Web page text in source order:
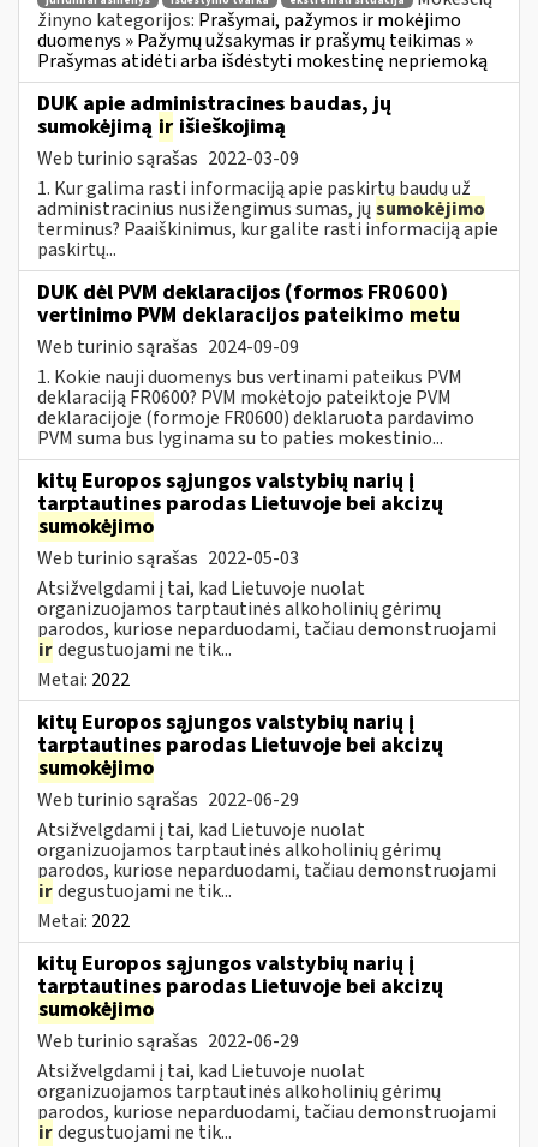
žinyno kategorijos: Prašymai, pažymos ir mokėjimo
duomenys » Pažymų užsakymas ir prašymų teikimas »
Prašymas atidėti arba išdėstyti mokestinę nepriemoką
DUK apie administracines baudas, jų
sumokėjimą ir išieškojimą
Web turinio sąrašas 2022-03-09
1. Kur galima rasti informaciją apie paskirtų baudų už
administracinius nusižengimus sumas, jų sumokėjimo
terminus? Paaiškinimus, kur galite rasti informaciją apie
paskirtų...
DUK dėl PVM deklaracijos (formos FR0600)
vertinimo PVM deklaracijos pateikimo metu
Web turinio sąrašas 2024-09-09
1. Kokie nauji duomenys bus vertinami pateikus PVM
deklaraciją FR0600? PVM mokėtojo pateiktoje PVM
deklaracijoje (formoje FR0600) deklaruota pardavimo
PVM suma bus lyginama su to paties mokestinio...
kitų Europos sąjungos valstybių narių į
tarptautines parodas Lietuvoje bei akcizų
sumokėjimo
Web turinio sąrašas 2022-05-03
Atsižvelgdami į tai, kad Lietuvoje nuolat
organizuojamos tarptautinės alkoholinių gėrimų
parodos, kuriose neparduodami, tačiau demonstruojami
irdegustuojami ne tik...
Metai: 2022
kitų Europos sąjungos valstybių narių į
tarptautines parodas Lietuvoje bei akcizų
sumokėjimo
Web turinio sąrašas 2022-06-29
Atsižvelgdami į tai, kad Lietuvoje nuolat
organizuojamos tarptautinės alkoholinių gėrimų
parodos, kuriose neparduodami, tačiau demonstruojami
irdegustuojami ne tik...
Metai: 2022
kitų Europos sąjungos valstybių narių į
tarptautines parodas Lietuvoje bei akcizų
sumokėjimo
Web turinio sąrašas 2022-06-29
Atsižvelgdami į tai, kad Lietuvoje nuolat
organizuojamos tarptautinės alkoholinių gėrimų
parodos, kuriose neparduodami, tačiau demonstruojami
irdegustuojami ne tik...